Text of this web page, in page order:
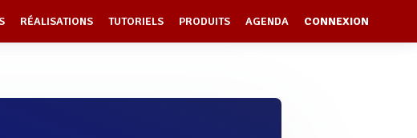
RÉALISATIONS TUTORIELS PRODUITS AGENDA CONNEXION